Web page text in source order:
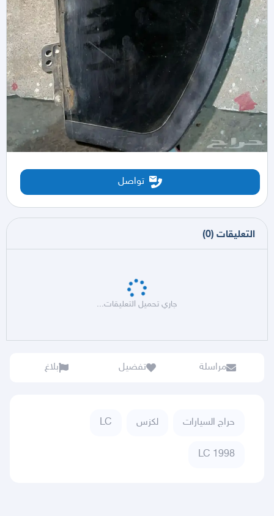
تواصل
التعليقات (
0
)
جاري تحميل التعليقات...
مراسلة تفضيل بلاغ
حراج السيارات لكزس LC
LC 1998